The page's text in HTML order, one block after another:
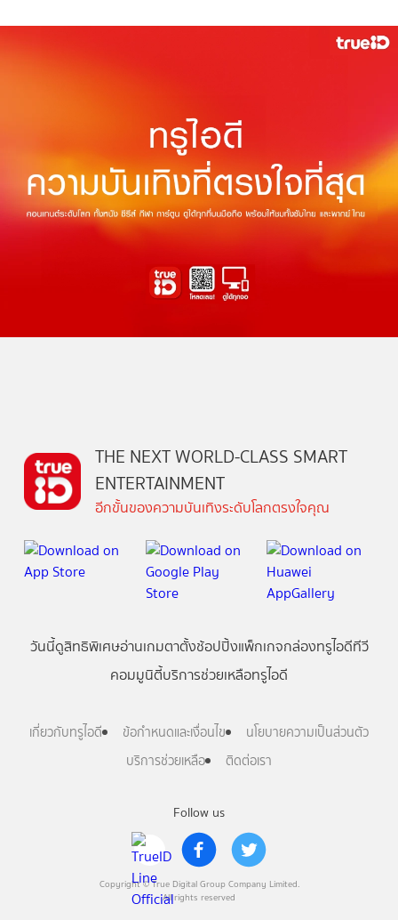
Follow us
Copyright © True Digital Group Company Limited.
All rights reserved
THE NEXT WORLD-CLASS SMART
ENTERTAINMENT
อีกขั้นของความบันเทิงระดับโลกตรงใจคุณ
วันนี้ดูสิทธิพิเศษอ่านเกมตาตั้งช้อปปิ้งแพ็กเกจกล่องทรูไอดีทีวี
คอมมูนิตี้บริการช่วยเหลือทรูไอดี
เกี่ยวกับทรูไอดี ข้อกำหนดและเงื่อนไข
นโยบายความเป็นส่วนตัว
บริการช่วยเหลือ
ติดต่อเรา